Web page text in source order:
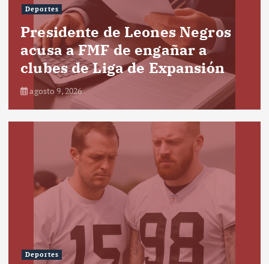
Deportes
Presidente de Leones Negros
acusa a FMF de engañar a
clubes de Liga de Expansión
agosto 9, 2026
Deportes